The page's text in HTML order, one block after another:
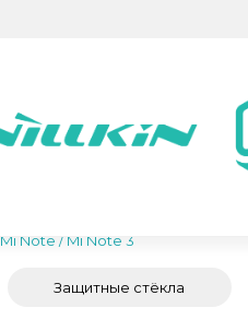
Mi Note / Mi Note 3
Защитные стёкла